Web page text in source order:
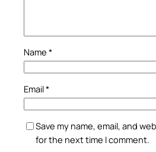
Name *
Email*
Save my name, email, and
for the next time I comment.